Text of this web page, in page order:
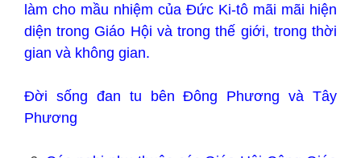
làm cho mầu nhiệm của Đức Ki-tô mãi mãi hiện
diện trong Giáo Hội và trong thế giới, trong thời
gian và không gian.
Đời sống đan tu bên Đông Phương và Tây
Phương